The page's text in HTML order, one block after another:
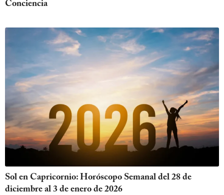
Conciencia
Sol en Capricornio: Horóscopo Semanal del 28 de
diciembre al 3 de enero de 2026